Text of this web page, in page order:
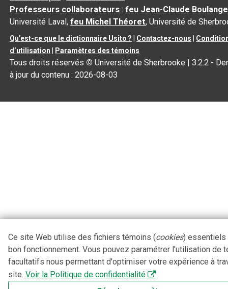
Professeurs collaborateurs :feu Jean-Claude
Université Laval,feu Michel Théoret, Université de
Qu’est-ce que le dictionnaire Usito ? Contactez-nous
d’utilisation
Paramètres des témoins
Tous droits réservés © Université de Sherbrooke |3.2.2 -
à jour du contenu :2026-08-03
Ce site Web utilise des fichiers témoins (cookies) essentiels
bon fonctionnement. Vous pouvez paramétrer l'utilisation de
facultatifs nous permettant d'optimiser votre expérience à
site. Voir la Politique de confidentialité